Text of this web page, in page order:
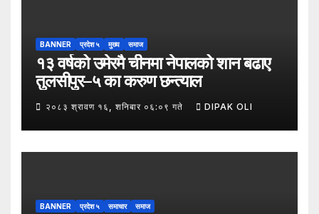
BANNER प्रदेश ५ मुख्य समाज
१३ वर्षको उमेरमै चीनमा नेपालको शान बढाए
तुलसीपुर–५ का करुण छन्त्याल
२०८३ श्रावण १६, शनिबार ०६:०९ गते DIPAK OLI
BANNER प्रदेश ५ समाचार समाज